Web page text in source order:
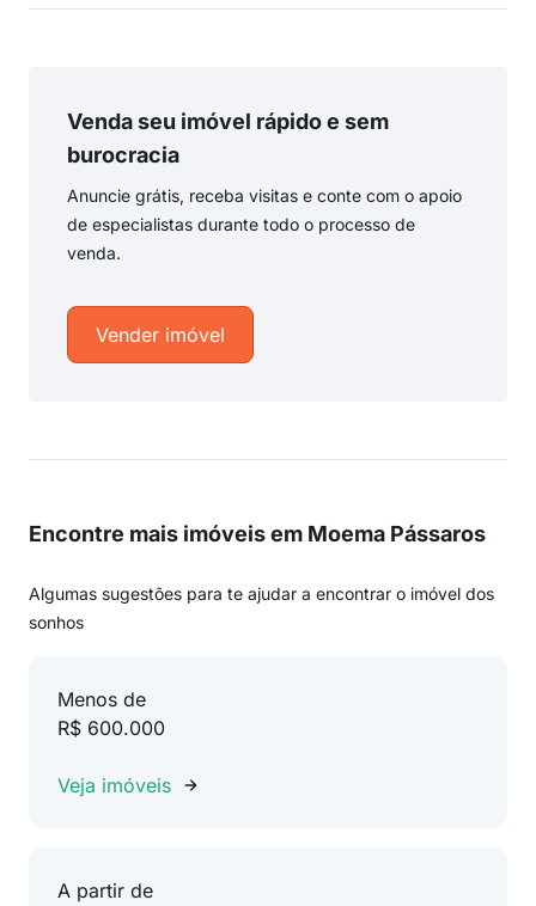
Venda seu imóvel rápido e sem
burocracia
Anuncie grátis, receba visitas e conte com o apoio
de especialistas durante todo o processo de
venda.
Vender imóvel
Encontre mais imóveis em Moema Pássaros
Algumas sugestões para te ajudar a encontrar o imóvel dos
sonhos
Menos de
R$ 600.000
Veja imóveis
A partir de